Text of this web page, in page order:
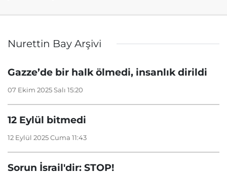
Nurettin Bay Arşivi
Gazze’de bir halk ölmedi, insanlık dirildi
07 Ekim 2025 Salı 15:20
12 Eylül bitmedi
12 Eylül 2025 Cuma 11:43
Sorun İsrail'dir: STOP!